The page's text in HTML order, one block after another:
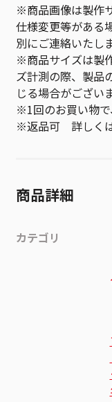
※商品画像は製作
仕様変更等がある
別にご連絡いたしま
※商品サイズは製
ズ計測の際、製品
じる場合がござい
※1回のお買い物で
※返品可 詳しく
商品詳細
カテゴリ